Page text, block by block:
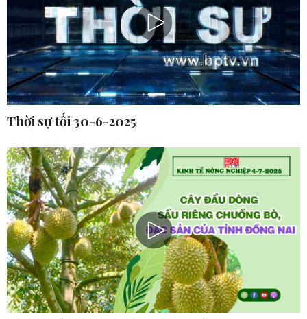
Thời sự tối 30-6-2025